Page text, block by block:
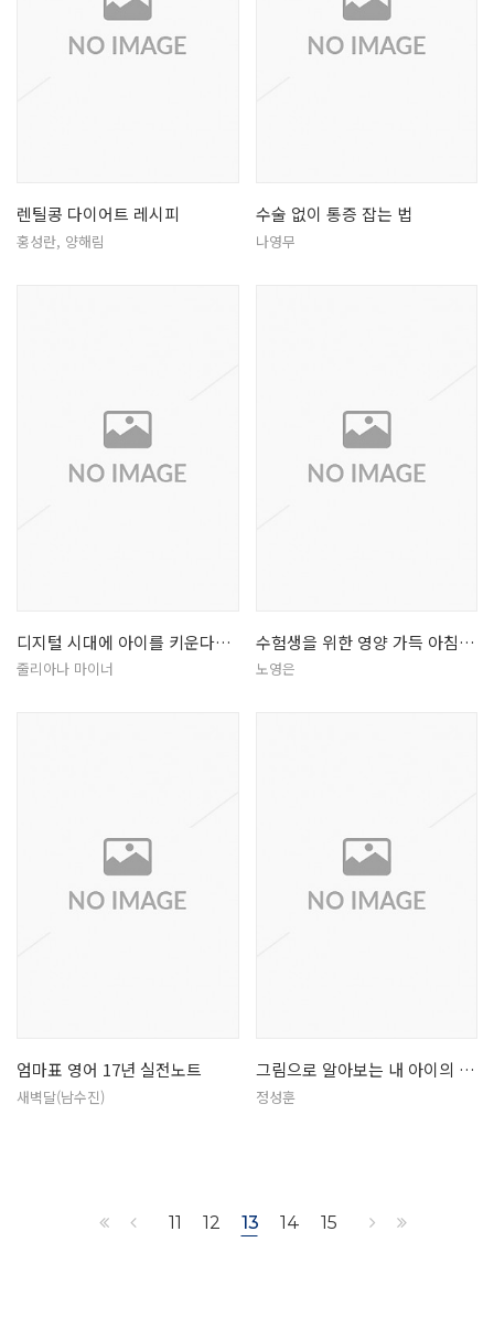
렌틸콩 다이어트 레시피
홍성란, 양해림
수술 없이 통증 잡는 법
나영무
디지털 시대에 아이를 키운다는 것
줄리아나 마이너
수험생을 위한 영양 가득 아침밥상
노영은
엄마표 영어 17년 실전노트
새벽달(남수진)
그림으로 알아보는 내 아이의 성향
정성훈
11 12 13 14 15